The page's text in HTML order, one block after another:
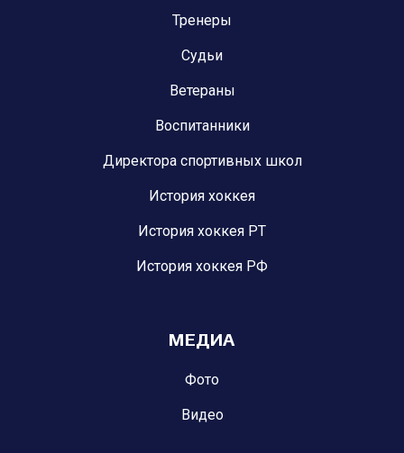
Тренеры
Судьи
Ветераны
Воспитанники
Директора спортивных школ
История хоккея
История хоккея РТ
История хоккея РФ
МЕДИА
Фото
Видео